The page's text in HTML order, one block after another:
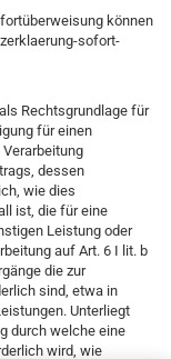
können
sofort-
Rechtsgrundlage für
für einen
dessen
wie dies
ist, die für eine
Leistung oder
auf Art. 6 I lit. b
die zur
sind, etwa in
Unterliegt
durch welche eine
wird, wie